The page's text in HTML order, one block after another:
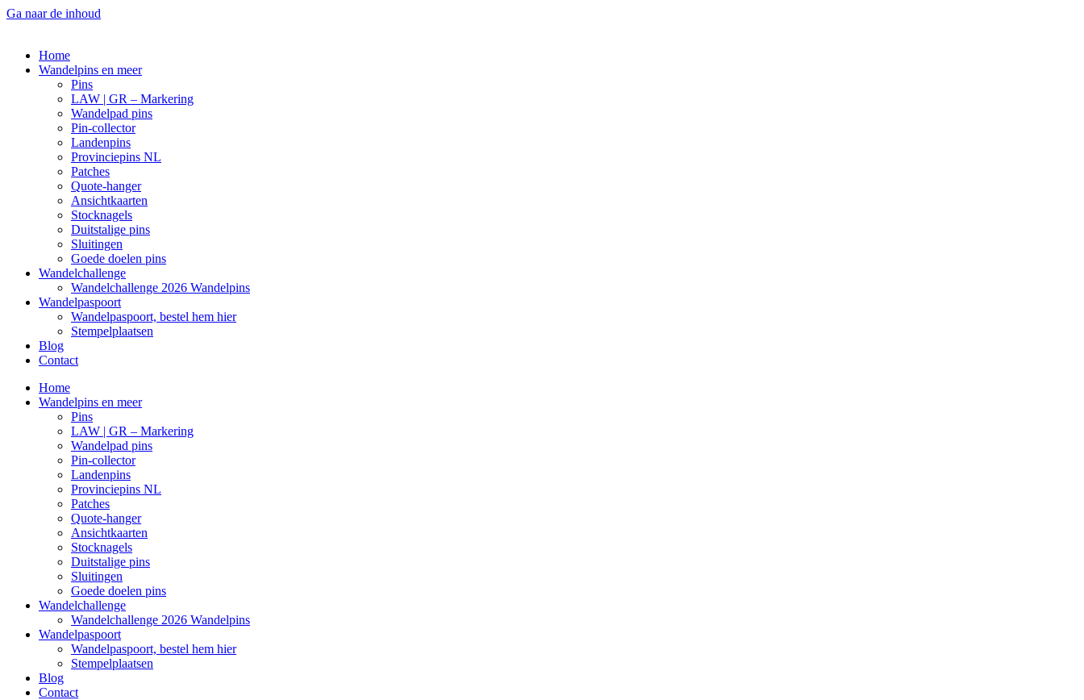
Ga naar de inhoud
Home
Wandelpins en meer
Pins
LAW | GR – Markering
Wandelpad pins
Pin-collector
Landenpins
Provinciepins NL
Patches
Quote-hanger
Ansichtkaarten
Stocknagels
Duitstalige pins
Sluitingen
Goede doelen pins
Wandelchallenge
Wandelchallenge 2026 Wandelpins
Wandelpaspoort
Wandelpaspoort, bestel hem hier
Stempelplaatsen
Blog
Contact
Home
Wandelpins en meer
Pins
LAW | GR – Markering
Wandelpad pins
Pin-collector
Landenpins
Provinciepins NL
Patches
Quote-hanger
Ansichtkaarten
Stocknagels
Duitstalige pins
Sluitingen
Goede doelen pins
Wandelchallenge
Wandelchallenge 2026 Wandelpins
Wandelpaspoort
Wandelpaspoort, bestel hem hier
Stempelplaatsen
Blog
Contact